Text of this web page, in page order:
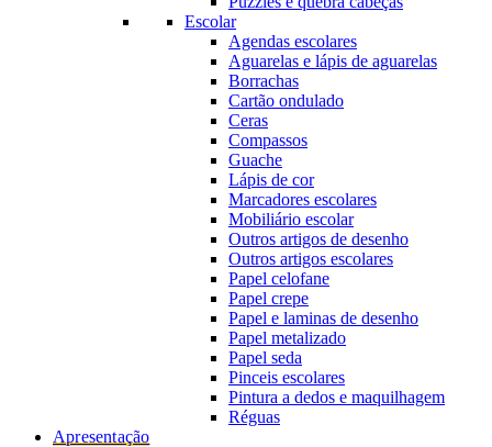
Escolar
Agendas escolares
Aguarelas e lápis de aguarelas
Borrachas
Cartão ondulado
Ceras
Compassos
Guache
Lápis de cor
Marcadores escolares
Mobiliário escolar
Outros artigos de desenho
Outros artigos escolares
Papel celofane
Papel crepe
Papel e laminas de desenho
Papel metalizado
Papel seda
Pinceis escolares
Pintura a dedos e maquilhagem
Réguas
Apresentação